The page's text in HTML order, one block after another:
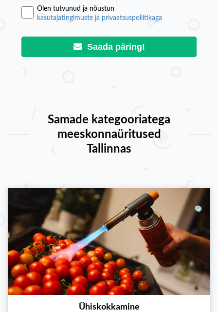
Olen tutvunud ja nõustun
kasutajatingimuste ja privaatsuspoliitikaga
Saada päring!
Samade kategooriatega
meeskonnaüritused
Tallinnas
Ühiskokkamine